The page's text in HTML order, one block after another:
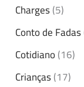
Charges(5)
Conto de Fadas
Cotidiano(16)
Crianças(17)